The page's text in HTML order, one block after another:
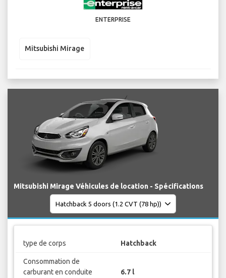
ENTERPRISE
Mitsubishi Mirage
Mitsubishi Mirage Véhicules de location - Spécifications
type de corps Hatchback
Consommation de
carburant en conduite
6.7 l